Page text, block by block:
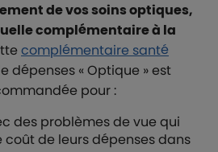
de vos soins optiques,
complémentaire à la
complémentaire santé
dépenses « Optique » est
pour :
des problèmes de vue qui
de leurs dépenses dans